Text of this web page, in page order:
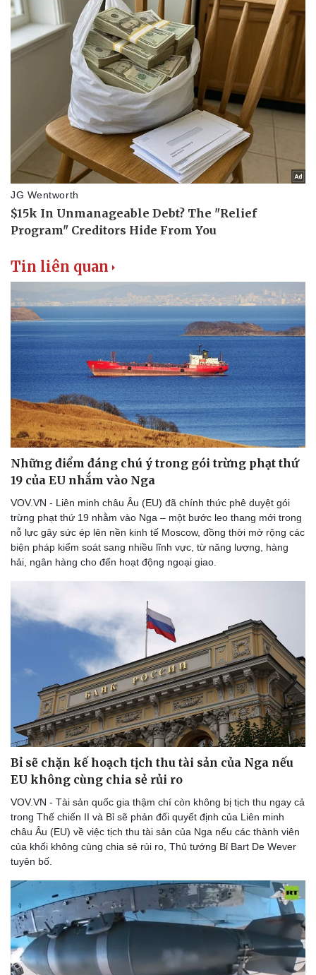
Thể thao
Bóng đá
Thế giới thể thao
eSports
Hậu trường
Ô tô - Xe máy
Ô tô
Tư vấn
Tin liên quan
Những điểm đáng chú ý trong gói trừng phạt thứ
19 của EU nhắm vào Nga
VOV.VN - Liên minh châu Âu (EU) đã chính thức phê duyệt gói
trừng phạt thứ 19 nhằm vào Nga – một bước leo thang mới trong
nỗ lực gây sức ép lên nền kinh tế Moscow, đồng thời mở rộng các
biện pháp kiểm soát sang nhiều lĩnh vực, từ năng lượng, hàng
hải, ngân hàng cho đến hoạt động ngoại giao.
Bỉ sẽ chặn kế hoạch tịch thu tài sản của Nga nếu
EU không cùng chia sẻ rủi ro
VOV.VN - Tài sản quốc gia thậm chí còn không bị tịch thu ngay cả
trong Thế chiến II và Bỉ sẽ phản đối quyết định của Liên minh
châu Âu (EU) về việc tịch thu tài sản của Nga nếu các thành viên
của khối không cùng chia sẻ rủi ro, Thủ tướng Bỉ Bart De Wever
tuyên bố.